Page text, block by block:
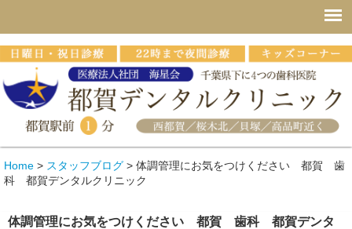
Home > スタッフブログ > 体調管理にお気をつけください 都賀 歯
科 都賀デンタルクリニック
体調管理にお気をつけください 都賀 歯科 都賀デンタ